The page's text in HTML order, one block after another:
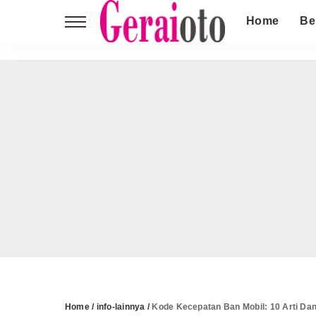
Home
Home/ info-lainnya / Kode Kecepatan Ban Mobil: 10 Arti